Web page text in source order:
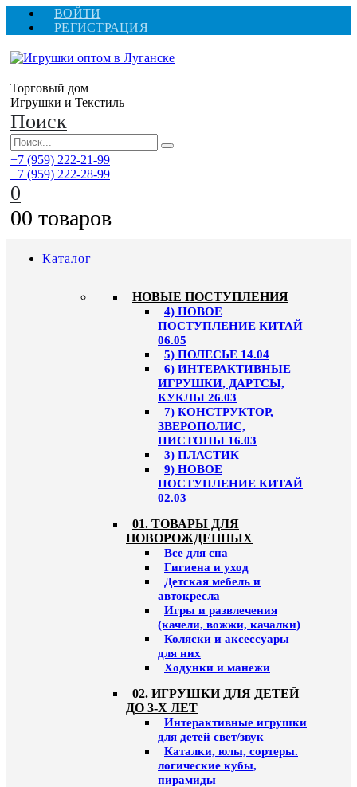
ВОЙТИ
РЕГИСТРАЦИЯ
Торговый дом
Игрушки и Текстиль
Поиск
+7 (959) 222-21-99
+7 (959) 222-28-99
0
00 товаров
Каталог
НОВЫЕ ПОСТУПЛЕНИЯ
4) НОВОЕ
ПОСТУПЛЕНИЕ КИТАЙ
06.05
5) ПОЛЕСЬЕ 14.04
6) ИНТЕРАКТИВНЫЕ
ИГРУШКИ, ДАРТСЫ,
КУКЛЫ 26.03
7) КОНСТРУКТОР,
ЗВЕРОПОЛИС,
ПИСТОНЫ 16.03
3) ПЛАСТИК
9) НОВОЕ
ПОСТУПЛЕНИЕ КИТАЙ
02.03
01. ТОВАРЫ ДЛЯ
НОВОРОЖДЕННЫХ
Все для сна
Гигиена и уход
Детская мебель и
автокресла
Игры и развлечения
(качели, вожжи, качалки)
Коляски и аксессуары
для них
Ходунки и манежи
02. ИГРУШКИ ДЛЯ ДЕТЕЙ
ДО 3-Х ЛЕТ
Интерактивные игрушки
для детей свет/звук
Каталки, юлы, сортеры.
логические кубы,
пирамиды